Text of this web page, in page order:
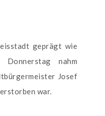
geprägt wie
nahm
Josef
war.